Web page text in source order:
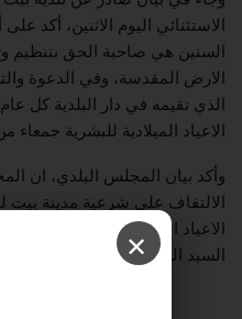
الاستثنائي اليوم الاثنين، أكد
السنين هي صاحبة الحق بتنظيم
الارض المقدسة، وفي الدعوة
الذي تقيمه في دار البلدية كل
الاعياد الميلادية للبشرية جمعاء
وأكد بيان المجلس البلدي، ان
الالتفاف على شرعية مدينة بيت
الاعياد الميلادية، بحكم موقعها
السيد المسيح.
✕